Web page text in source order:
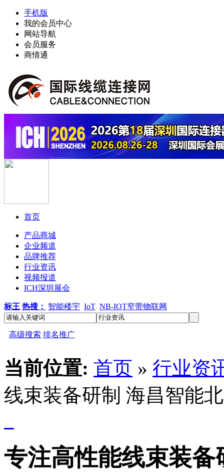
手机版
我的会员中心
网站导航
会员服务
商情通
首页
产品商城
企业频道
品牌推荐
行业资讯
视频报道
ICH深圳展会
标王 热搜： 智能楼宇 IoT NB-IOT窄带物联网
高级搜索 排名推广
当前位置: 首页 » 行业资
线束装备研制 海昌智能
专注高性能线束装